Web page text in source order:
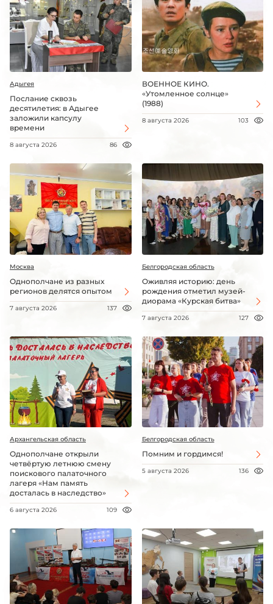
Адыгея
Послание сквозь
десятилетия: в Адыгее
заложили капсулу
времени
8 августа 2026 86
ВОЕННОЕ КИНО.
«Утомленное солнце»
(1988)
8 августа 2026 103
Москва
Однополчане из разных
регионов делятся опытом
7 августа 2026 137
Белгородская область
Оживляя историю: день
рождения отметил музей-
диорама «Курская битва»
7 августа 2026 127
Архангельская область
Однополчане открыли
четвёртую летнюю смену
поискового палаточного
лагеря «Нам память
досталась в наследство»
6 августа 2026 109
Белгородская область
Помним и гордимся!
5 августа 2026 136